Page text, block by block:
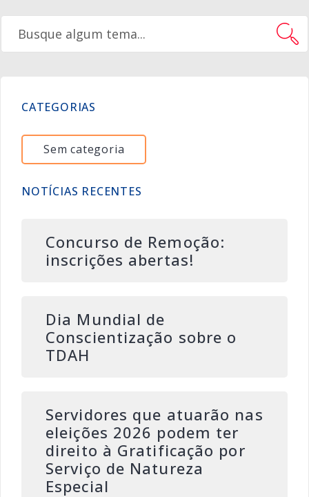
CATEGORIAS
Sem categoria
NOTÍCIAS RECENTES
Concurso de Remoção:
inscrições abertas!
Dia Mundial de
Conscientização sobre o
TDAH
Servidores que atuarão nas
eleições 2026 podem ter
direito à Gratificação por
Serviço de Natureza
Especial